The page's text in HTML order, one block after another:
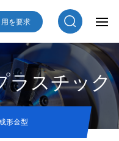
用を要求
ラスチック
形金型